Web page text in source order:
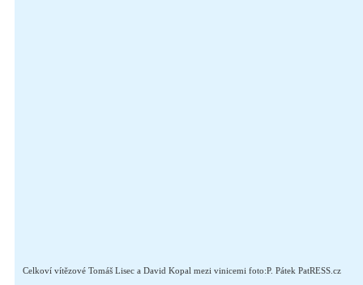
Celkoví vítězové Tomáš Lisec a David Kopal mezi vinicemi foto:P. Pátek PatRESS.cz